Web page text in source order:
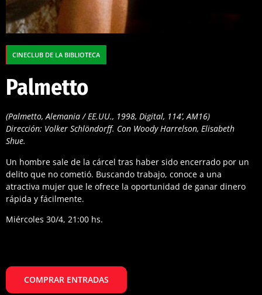
CINECLUB DE LA BIBLIOTECA
Palmetto
(Palmetto, Alemania / EE.UU., 1998, Digital, 114’, AM16)
Dirección: Volker Schlöndorff. Con Woody Harrelson, Elisabeth
Shue.
Un hombre sale de la cárcel tras haber sido encerrado por un
delito que no cometió. Buscando trabajo, conoce a una
atractiva mujer que le ofrece la oportunidad de ganar dinero
rápida y fácilmente.
Miércoles 30/4, 21:00 hs.
COMPRAR ENTRADAS